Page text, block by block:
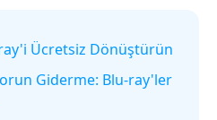
Ücretsiz Dönüştürün
Giderme: Blu-ray'ler